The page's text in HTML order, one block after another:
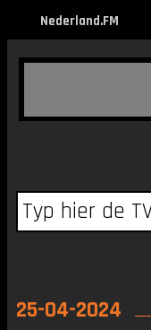
Nederland.FM
25-04-2024